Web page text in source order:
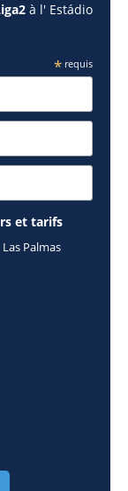
à l' Estádio
* requis
et tarifs
Palmas